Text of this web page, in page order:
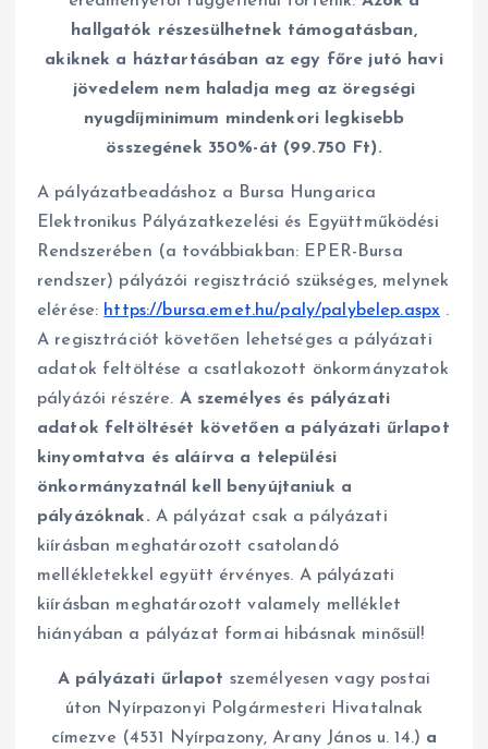
hallgatók részesülhetnek támogatásban,
akiknek a háztartásában az egy főre jutó havi
jövedelem nem haladja meg az öregségi
nyugdíjminimum mindenkori legkisebb
összegének 350%-át (99.750 Ft).
A pályázatbeadáshoz a Bursa Hungarica
Elektronikus Pályázatkezelési és Együttműködési
Rendszerében (a továbbiakban: EPER-Bursa
rendszer) pályázói regisztráció szükséges, melynek
elérése: https://bursa.emet.hu/paly/palybelep.aspx .
A regisztrációt követően lehetséges a pályázati
adatok feltöltése a csatlakozott önkormányzatok
pályázói részére. A személyes és pályázati
adatok feltöltését követően a pályázati űrlapot
kinyomtatva és aláírva a települési
önkormányzatnál kell benyújtaniuk a
pályázóknak. A pályázat csak a pályázati
kiírásban meghatározott csatolandó
mellékletekkel együtt érvényes. A pályázati
kiírásban meghatározott valamely melléklet
hiányában a pályázat formai hibásnak minősül!
A pályázati űrlapot személyesen vagy postai
úton Nyírpazonyi Polgármesteri Hivatalnak
címezve (4531 Nyírpazony, Arany János u. 14.) a